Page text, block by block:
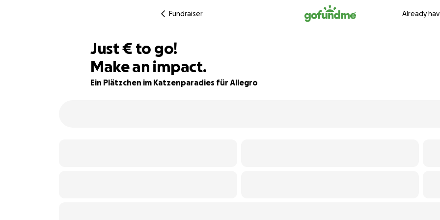
Fundraiser Already
63% complete
Just€150
€ to go!
Make an impact.
Ein Plätzchen im Katzenparadies für Allegro